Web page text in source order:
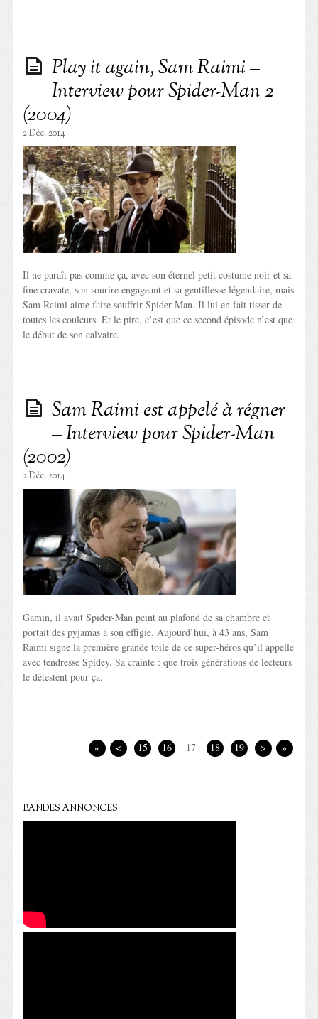
Play it again, Sam Raimi –
Interview pour Spider-Man 2
(2004)
2 Déc. 2014
Il ne paraît pas comme ça, avec son éternel petit costume noir et sa
fine cravate, son sourire engageant et sa gentillesse légendaire, mais
Sam Raimi aime faire souffrir Spider-Man. Il lui en fait tisser de
toutes les couleurs. Et le pire, c’est que ce second épisode n’est que
le début de son calvaire.
Sam Raimi est appelé à régner
– Interview pour Spider-Man
(2002)
2 Déc. 2014
Gamin, il avait Spider-Man peint au plafond de sa chambre et
portait des pyjamas à son effigie. Aujourd’hui, à 43 ans, Sam
Raimi signe la première grande toile de ce super-héros qu’il appelle
avec tendresse Spidey. Sa crainte : que trois générations de lecteurs
le détestent pour ça.
« < 15 16 17 18 19 > »
BANDES ANNONCES